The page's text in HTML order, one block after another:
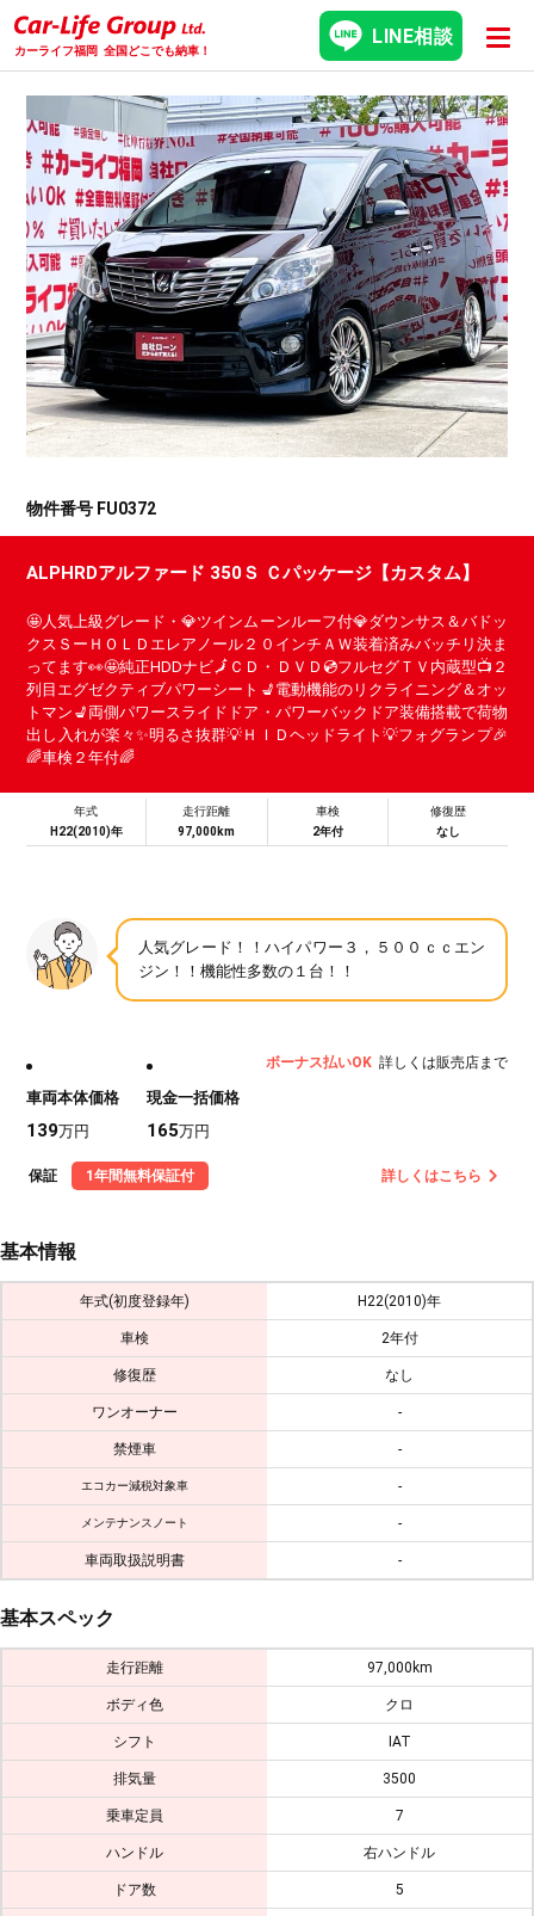
カーライフ福岡 全国どこでも納車！
LINE相談
物件番号 FU0372
ALPHRDアルファード 350Ｓ Ｃパッケージ【カスタム】
🤩人気上級グレード・💎ツインムーンルーフ付💎ダウンサス＆バドッ
クスＳーＨＯＬＤエレアノール２０インチＡＷ装着済みバッチリ決ま
ってます👀🤩純正HDDナビ🗾ＣＤ・ＤＶＤ💿フルセグＴＶ内蔵型📺２
列目エグゼクティブパワーシート💺電動機能のリクライニング＆オッ
トマン💺両側パワースライドドア・パワーバックドア装備搭載で荷物
出し入れが楽々✨明るさ抜群💡ＨＩＤヘッドライト💡フォグランプ🎉
🌈車検２年付🌈
年式
H22(2010)年
走行距離
97,000km
車検
2年付
修復歴
なし
人気グレード！！ハイパワー３，５００ｃｃエン
ジン！！機能性多数の１台！！
車両本体価格
139万円
現金一括価格
165万円
ボーナス払いOK 詳しくは販売店まで
保証 1年間無料保証付 詳しくはこちら
基本情報
年式(初度登録年) H22(2010)年
車検 2年付
修復歴 なし
ワンオーナー -
禁煙車 -
エコカー減税対象車 -
メンテナンスノート -
車両取扱説明書 -
基本スペック
走行距離 97,000km
ボディ色 クロ
シフト IAT
排気量 3500
乗車定員 7
ハンドル 右ハンドル
ドア数 5